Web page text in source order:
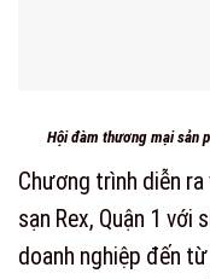
Hội đàm thương mại sản
Chương trình diễn
sạn Rex, Quận 1
doanh nghiệp đến